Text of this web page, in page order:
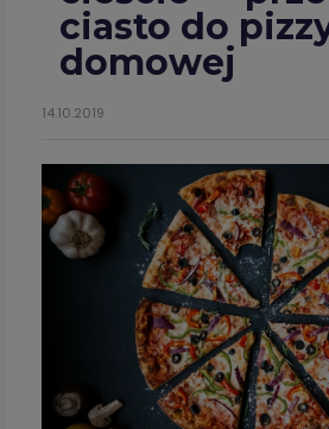
ciasto do
domowej
14.10.2019